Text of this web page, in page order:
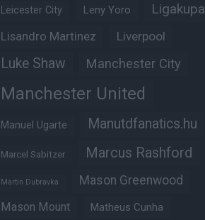
Leicester City Leny Yoro Ligakupa
Lisandro Martinez Liverpool
Luke Shaw Manchester City
Manchester United
Manuel Ugarte Manutdfanatics.hu
Marcel Sabitzer Marcus Rashford
Martin Dubravka Mason Greenwood
Mason Mount Matheus Cunha